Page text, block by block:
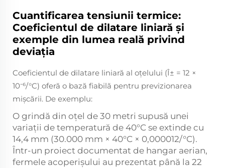
Cuantificarea tensiunii termice:
Coeficientul de dilatare liniară și
exemple din lumea reală privind
deviația
Coeficientul de dilatare liniară al oțelului (Î± = 12 ×
10⁻⁶/°C) oferă o bază fiabilă pentru previzionarea
mișcării. De exemplu:
O grindă din oțel de 30 metri supusă unei
variații de temperatură de 40°C se extinde cu
14,4 mm (30.000 mm × 40°C × 0,000012/°C).
Într-un proiect documentat de hangar aerian,
fermele acoperișului au prezentat până la 22